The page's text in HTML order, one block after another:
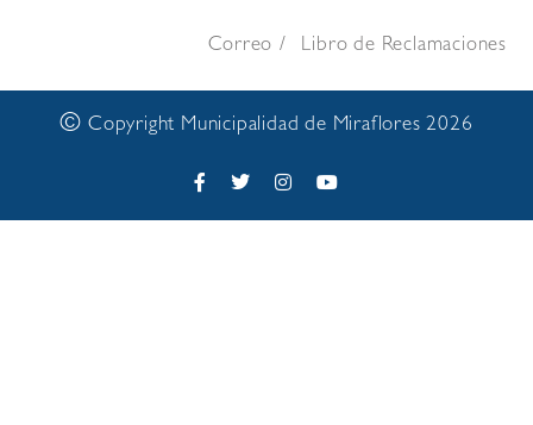
Correo Libro de Reclamaciones
© Copyright Municipalidad de Miraflores 2026